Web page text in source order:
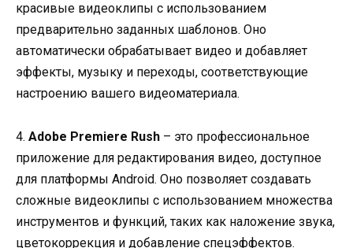
красивые видеоклипы с использованием
предварительно заданных шаблонов. Оно
автоматически обрабатывает видео и добавляет
эффекты, музыку и переходы, соответствующие
настроению вашего видеоматериала.
4. Adobe Premiere Rush – это профессиональное
приложение для редактирования видео, доступное
для платформы Android. Оно позволяет создавать
сложные видеоклипы с использованием множества
инструментов и функций, таких как наложение звука,
цветокоррекция и добавление спецэффектов.